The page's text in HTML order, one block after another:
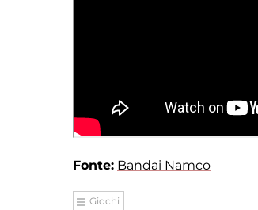
Fonte: Bandai Namco
Giochi